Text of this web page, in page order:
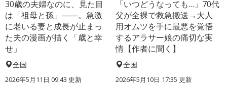
30歳の夫婦なのに、見た目
は「祖母と孫」――。急激
に老いる妻と成長が止まっ
た夫の漫画が描く「歳と幸
せ」
全国
2026年5月11日 09:43 更新
「いつどうなっても…」70代
父が全裸で救急搬送→大人
用オムツを手に最悪を覚悟
するアラサー娘の痛切な実
情【作者に聞く】
全国
2026年5月10日 17:35 更新